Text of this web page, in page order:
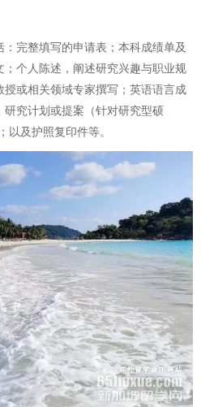
完整填写的申请表；本科成绩单及
个人陈述，阐述研究兴趣与职业规
或相关领域专家撰写；英语语言成
究计划或提案（针对研究型硕
以及护照复印件等。